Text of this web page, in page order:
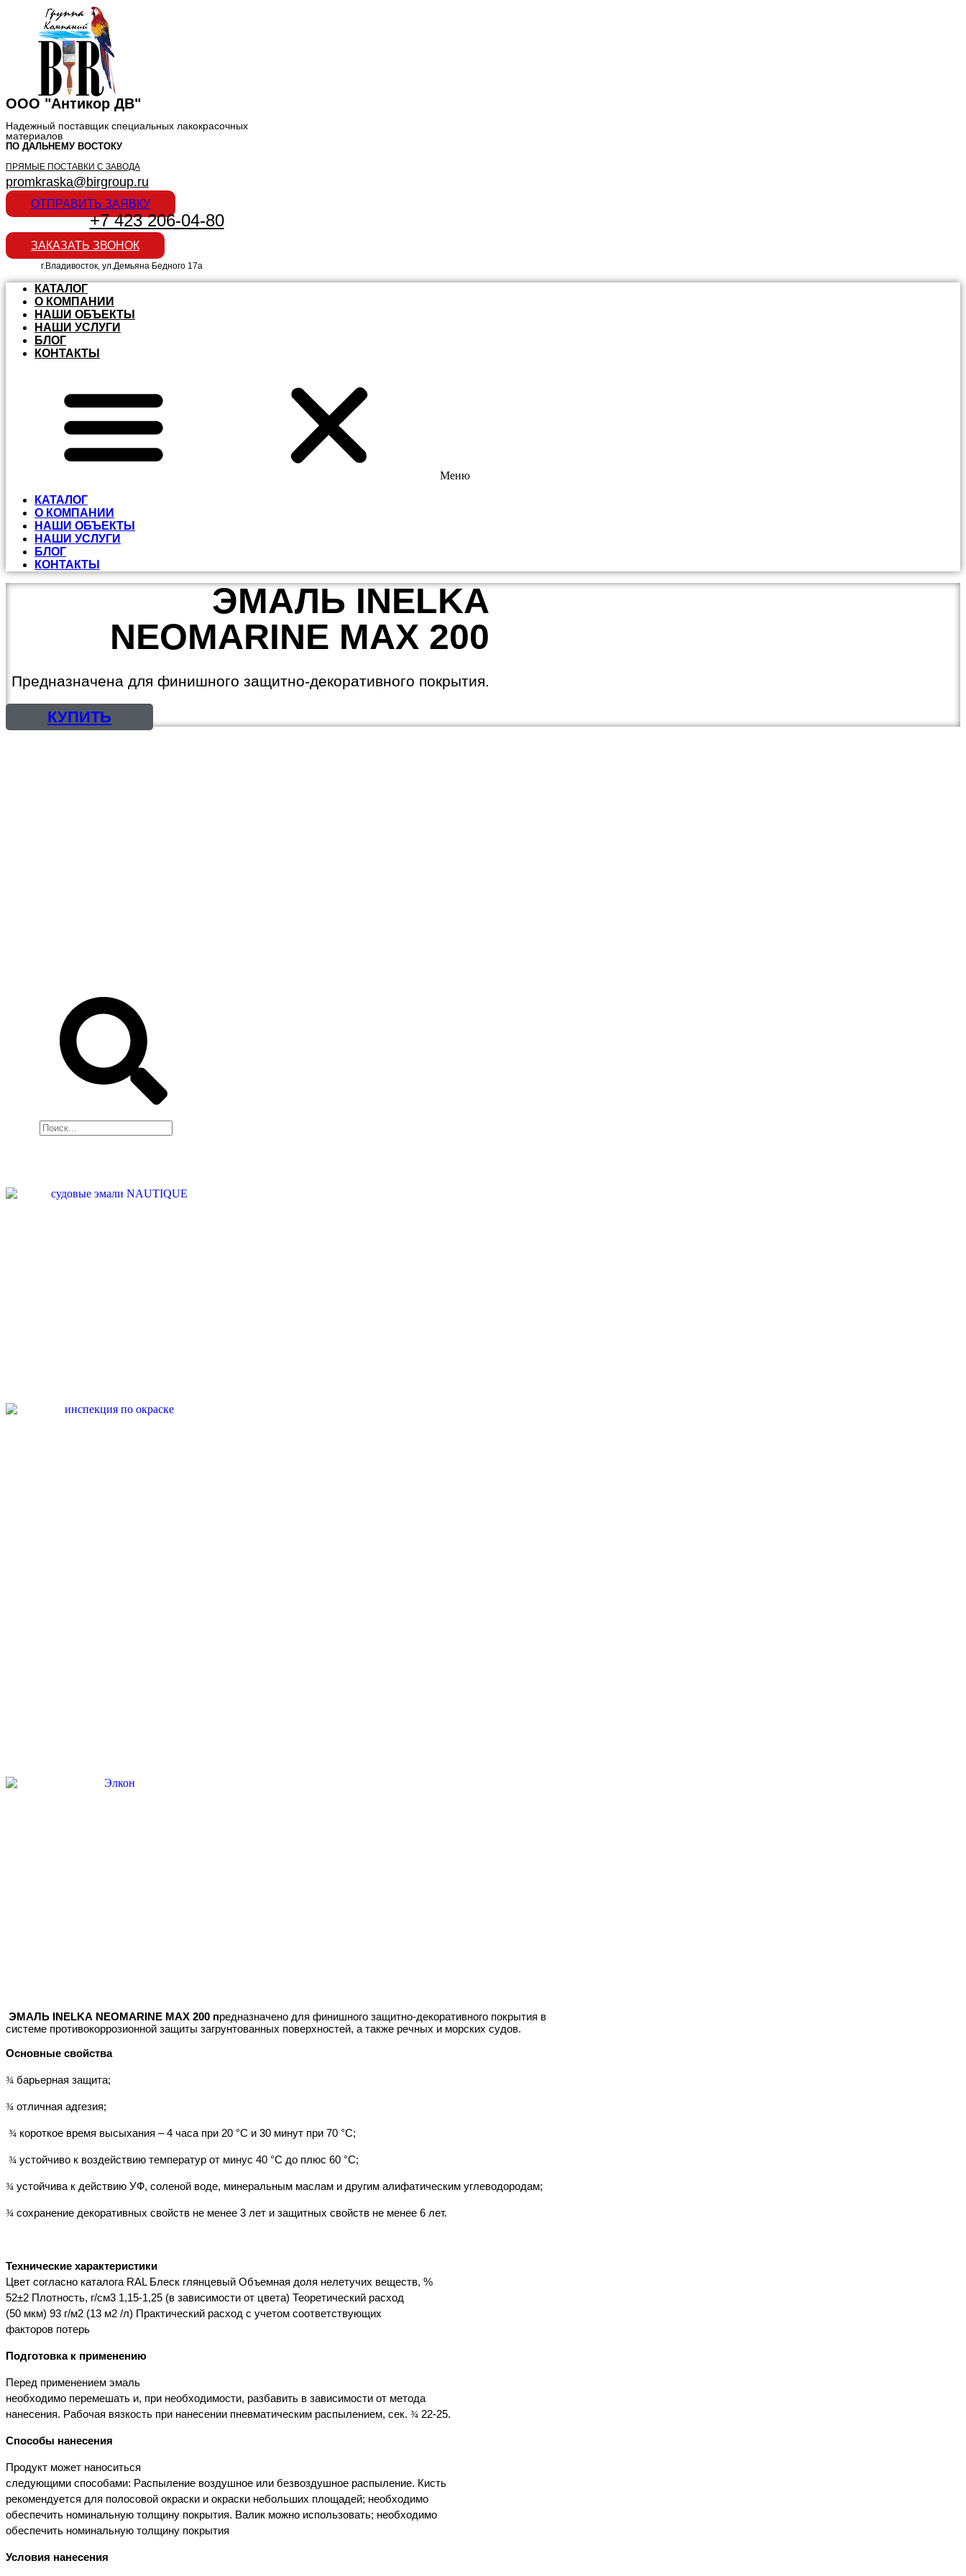
ООО "Антикор ДВ"
Надежный поставщик специальных лакокрасочных
материалов
ПО ДАЛЬНЕМУ ВОСТОКУ
ПРЯМЫЕ ПОСТАВКИ С ЗАВОДА
promkraska@birgroup.ru
ОТПРАВИТЬ ЗАЯВКУ
+7 423 206-04-80
ЗАКАЗАТЬ ЗВОНОК
г.Владивосток, ул.Демьяна Бедного 17а
КАТАЛОГ
О КОМПАНИИ
НАШИ ОБЪЕКТЫ
НАШИ УСЛУГИ
БЛОГ
КОНТАКТЫ
Меню
КАТАЛОГ
О КОМПАНИИ
НАШИ ОБЪЕКТЫ
НАШИ УСЛУГИ
БЛОГ
КОНТАКТЫ
ЭМАЛЬ INELKA
NEOMARINE МАХ 200
Предназначена для финишного защитно-декоративного покрытия.
КУПИТЬ
ЭМАЛЬ INELKA NEOMARINE МАХ 200 предназначено для финишного защитно-декоративного покрытия в
системе противокоррозионной защиты загрунтованных поверхностей, а также речных и морских судов.
Основные свойства
¾ барьерная защита;
¾ отличная адгезия;
¾ короткое время высыхания – 4 часа при 20 °С и 30 минут при 70 °С;
¾ устойчиво к воздействию температур от минус 40 °С до плюс 60 °С;
¾ устойчива к действию УФ, соленой воде, минеральным маслам и другим алифатическим углеводородам;
¾ сохранение декоративных свойств не менее 3 лет и защитных свойств не менее 6 лет.
Технические характеристики
Цвет согласно каталога RAL Блеск глянцевый Объемная доля нелетучих веществ, %
52±2 Плотность, г/см3 1,15-1,25 (в зависимости от цвета) Теоретический расход
(50 мкм) 93 г/м2 (13 м2 /л) Практический расход с учетом соответствующих
факторов потерь
Подготовка к применению
Перед применением эмаль
необходимо перемешать и, при необходимости, разбавить в зависимости от метода
нанесения. Рабочая вязкость при нанесении пневматическим распылением, сек. ¾ 22-25.
Способы нанесения
Продукт может наноситься
следующими способами: Распыление воздушное или безвоздушное распыление. Кисть
рекомендуется для полосовой окраски и окраски небольших площадей; необходимо
обеспечить номинальную толщину покрытия. Валик можно использовать; необходимо
обеспечить номинальную толщину покрытия
Условия нанесения